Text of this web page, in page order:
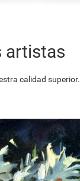
artistas
calidad superior.